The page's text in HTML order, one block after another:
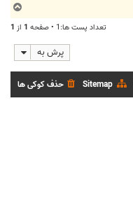
ا
تعداد پست ها:1 • صفحه 1 از 1
پرش به
حذف کوکی ها Sitemap